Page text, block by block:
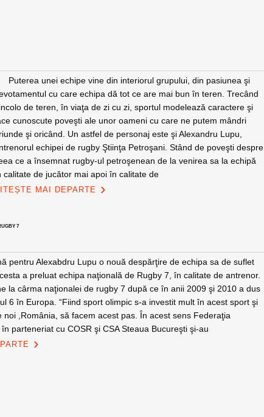
unei echipe vine din interiorul grupului, din pasiunea şi
cu care echipa dă tot ce are mai bun în teren. Trecând
de teren, în viaţa de zi cu zi, sportul modelează caractere şi
cunoscute poveşti ale unor oameni cu care ne putem mândri
şi oricând. Un astfel de personaj este şi Alexandru Lupu,
echipei de rugby Ştiinţa Petroşani. Stând de poveşti despre
ce a însemnat rugby-ul petroşenean de la venirea sa la echipă
calitate de jucător mai apoi în calitate de
MAI DEPARTE
7
pentru Alexabdru Lupu o nouă despărţire de echipa sa de suflet
a preluat echipa naţională de Rugby 7, în calitate de antrenor.
la cârma naţionalei de rugby 7 după ce în anii 2009 şi 2010 a dus
6 în Europa. “Fiind sport olimpic s-a investit mult în acest sport şi
noi ,România, să facem acest pas. În acest sens Federaţia
parteneriat cu COSR şi CSA Steaua Bucureşti şi-au